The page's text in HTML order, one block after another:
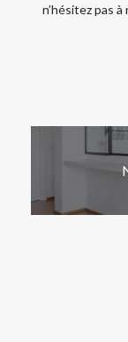
n’hésitez pas